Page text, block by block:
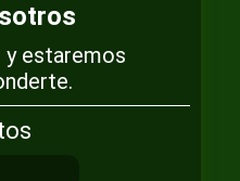
y estaremos